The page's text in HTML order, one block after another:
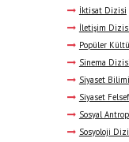
İktisat Dizisi
İletişim Dizisi
Popüler
Sinema Dizisi
Siyaset
Siyaset
Sosyal
Sosyoloji